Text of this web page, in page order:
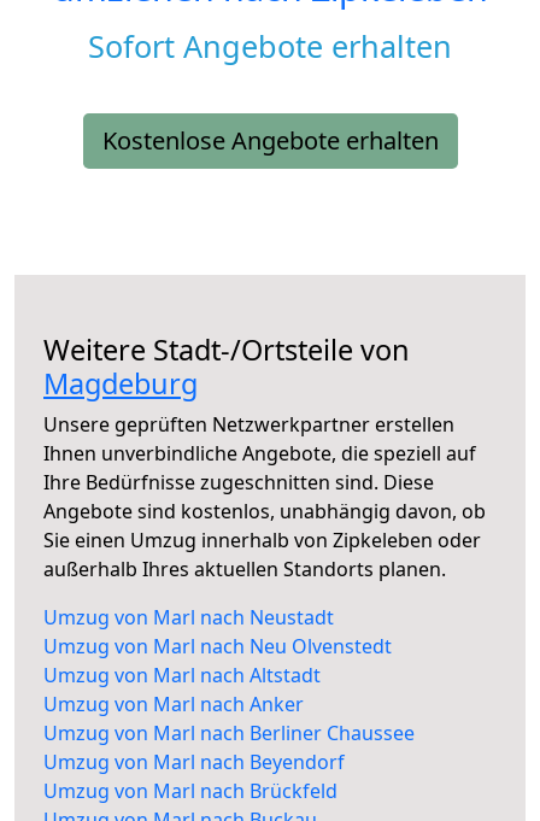
Sofort Angebote erhalten
Kostenlose Angebote erhalten
Weitere Stadt-/Ortsteile von
Magdeburg
Unsere geprüften Netzwerkpartner erstellen
Ihnen unverbindliche Angebote, die speziell auf
Ihre Bedürfnisse zugeschnitten sind. Diese
Angebote sind kostenlos, unabhängig davon, ob
Sie einen Umzug innerhalb von Zipkeleben oder
außerhalb Ihres aktuellen Standorts planen.
Umzug von Marl nach Neustadt
Umzug von Marl nach Neu Olvenstedt
Umzug von Marl nach Altstadt
Umzug von Marl nach Anker
Umzug von Marl nach Berliner Chaussee
Umzug von Marl nach Beyendorf
Umzug von Marl nach Brückfeld